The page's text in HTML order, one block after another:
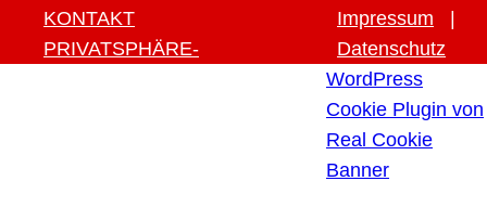
KONTAKT
PRIVATSPHÄRE-
Impressum
|
Datenschutz
WordPress
Cookie Plugin von
Real Cookie
Banner